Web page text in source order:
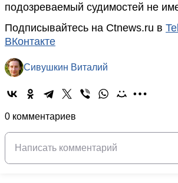
подозреваемый судимостей не
Подписывайтесь на Ctnews.ru в
ВКонтакте
Сивушкин Виталий
0 комментариев